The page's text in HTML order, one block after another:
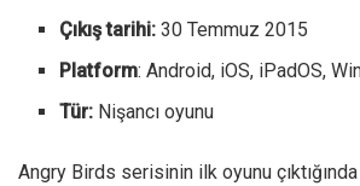
Çıkış tarihi: 30 Temmuz 2015
Platform: Android, iOS, iPadOS,
Tür: Nişancı oyunu
Angry Birds serisinin ilk oyunu